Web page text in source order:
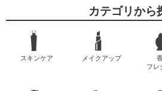
カテゴリから
スキンケア メイクアップ
フレ